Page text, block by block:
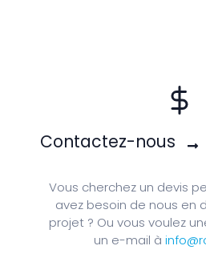
Contactez-nous
Vous cherchez un devis
avez besoin de nous en
projet ? Ou vous voulez
un e-mail à